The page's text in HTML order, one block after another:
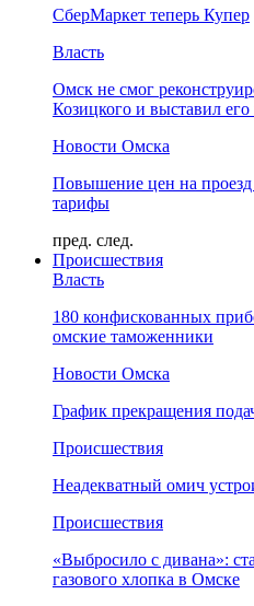
СберМаркет теперь Купер
Власть
Омск не смог
Козицкого и выставил
Новости Омска
Повышение цен на
тарифы
пред. след.
Происшествия
Власть
180 конфискованных
омские таможенники
Новости Омска
График прекращения
Происшествия
Неадекватный омич
Происшествия
«Выбросило с дивана»:
газового хлопка в Омске